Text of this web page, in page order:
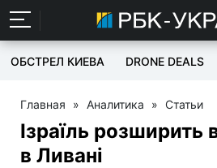
ОБСТРЕЛ КИЕВА DRONE DEALS
Главная » Аналитика » Статьи
Ізраїль розширить
в Ливані